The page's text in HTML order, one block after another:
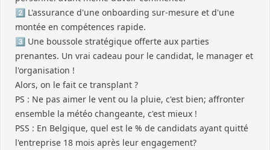
2️⃣ L'assurance d'une onboarding sur-mesure et d'une
montée en compétences rapide.
3️⃣ Une boussole stratégique offerte aux parties
prenantes. Un vrai cadeau pour le candidat, le manager et
l'organisation !
Alors, on le fait ce transplant ?
PS : Ne pas aimer le vent ou la pluie, c'est bien; affronter
ensemble la météo changeante, c'est mieux !
PSS : En Belgique, quel est le % de candidats ayant quitté
l'entreprise 18 mois après leur engagement?